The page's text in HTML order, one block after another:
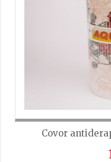
Covor